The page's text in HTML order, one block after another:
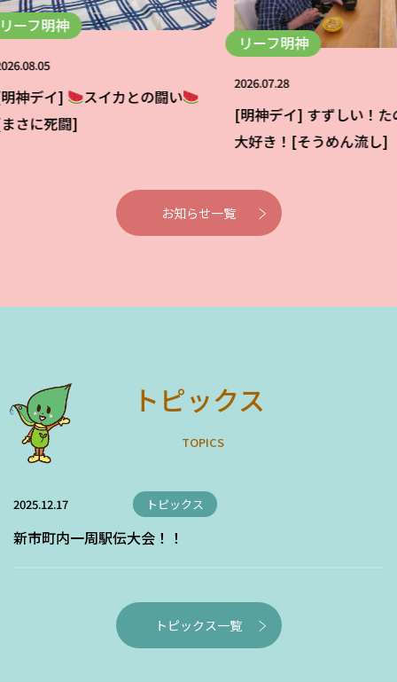
神
]
スイカとの闘い
闘]
リーフ明神
2026.07.28
[明神デイ] すずしい！たのしい
大好き！[そうめん流し]
お知らせ一覧
トピックス
TOPICS
トピックス一覧
2025.12.17 トピックス
新市町内一周駅伝大会！！